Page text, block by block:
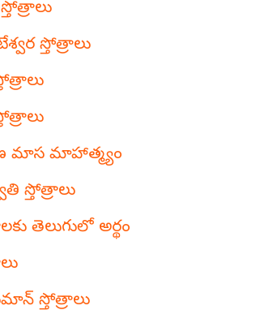
స్తోత్రాలు
మాస మాహాత్మ్యం
స్తోత్రాలు
తెలుగులో అర్థం
స్తోత్రాలు